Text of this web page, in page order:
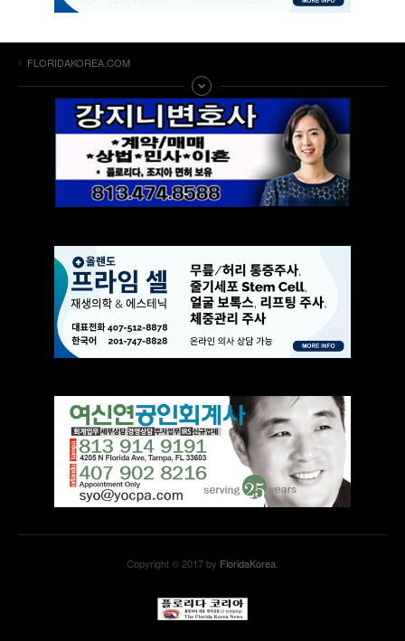
FLORIDAKOREA.COM
Copyright © 2017 by FloridaKorea